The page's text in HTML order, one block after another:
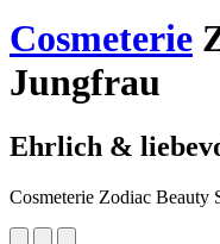
Cosmeterie
Jungfrau
Ehrlich &
Cosmeterie Zodiac Beauty